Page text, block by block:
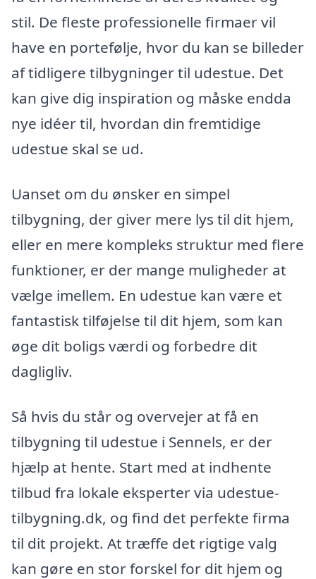
stil. De fleste professionelle firmaer vil
have en portefølje, hvor du kan se billeder
af tidligere tilbygninger til udestue. Det
kan give dig inspiration og måske endda
nye idéer til, hvordan din fremtidige
udestue skal se ud.
Uanset om du ønsker en simpel
tilbygning, der giver mere lys til dit hjem,
eller en mere kompleks struktur med flere
funktioner, er der mange muligheder at
vælge imellem. En udestue kan være et
fantastisk tilføjelse til dit hjem, som kan
øge dit boligs værdi og forbedre dit
dagligliv.
Så hvis du står og overvejer at få en
tilbygning til udestue i Sennels, er der
hjælp at hente. Start med at indhente
tilbud fra lokale eksperter via udestue-
tilbygning.dk, og find det perfekte firma
til dit projekt. At træffe det rigtige valg
kan gøre en stor forskel for dit hjem og